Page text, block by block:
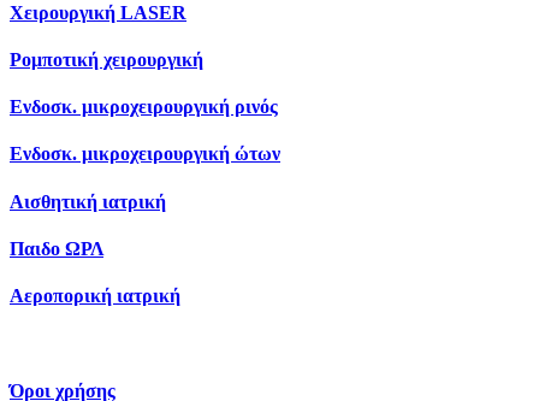
Χειρουργική LASER
Ρομποτική χειρουργική
Ενδοσκ. μικροχειρουργική ρινός
Ενδοσκ. μικροχειρουργική ώτων
Αισθητική ιατρική
Παιδο ΩΡΛ
Αεροπορική ιατρική
Όροι χρήσης